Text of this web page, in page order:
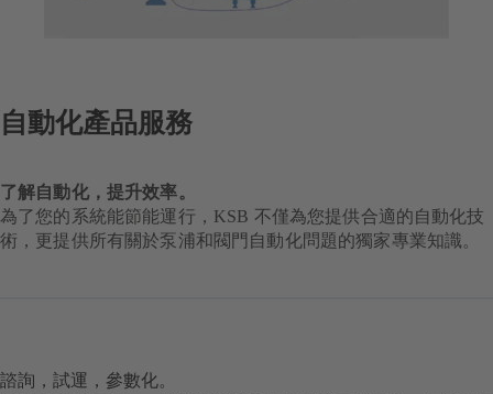
自動化產品服務
了解自動化，提升效率。
為了您的系統能節能運行，KSB 不僅為您提供合適的自動化技
術，更提供所有關於泵浦和閥門自動化問題的獨家專業知識。
諮詢，試運，參數化。